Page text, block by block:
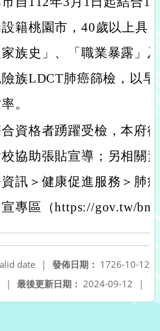
籍桃園市，40歲以上具
族史」、「職業暴露」
族LDCT肺癌篩檢，以
。
資格者踴躍受檢，本府
協助張貼宣導；另相關
訊＞健康促進服務＞肺
專區（https://gov.tw/
發佈日期： 1726-10-12
date
|
最後更新日期： 2024-09-12 |
|